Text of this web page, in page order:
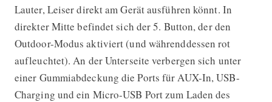
Lauter, Leiser direkt am Gerät ausführen könnt. In
direkter Mitte befindet sich der 5. Button, der den
Outdoor-Modus aktiviert (und währenddessen rot
aufleuchtet). An der Unterseite verbergen sich unter
einer Gummiabdeckung die Ports für AUX-In, USB-
Charging und ein Micro-USB Port zum Laden des